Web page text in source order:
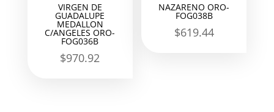
VIRGEN DE
GUADALUPE
MEDALLON
C/ANGELES ORO-
FOG036B
$970.92
NAZARENO ORO-
FOG038B
$619.44